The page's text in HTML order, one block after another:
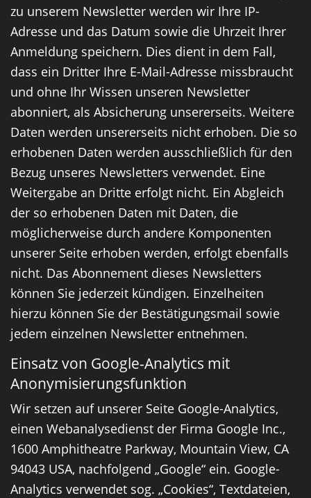
zu unserem Newsletter werden wir Ihre IP-
Adresse und das Datum sowie die Uhrzeit Ihrer
Anmeldung speichern. Dies dient in dem Fall,
dass ein Dritter Ihre E-Mail-Adresse missbraucht
und ohne Ihr Wissen unseren Newsletter
abonniert, als Absicherung unsererseits. Weitere
Daten werden unsererseits nicht erhoben. Die so
erhobenen Daten werden ausschließlich für den
Bezug unseres Newsletters verwendet. Eine
Weitergabe an Dritte erfolgt nicht. Ein Abgleich
der so erhobenen Daten mit Daten, die
möglicherweise durch andere Komponenten
unserer Seite erhoben werden, erfolgt ebenfalls
nicht. Das Abonnement dieses Newsletters
können Sie jederzeit kündigen. Einzelheiten
hierzu können Sie der Bestätigungsmail sowie
jedem einzelnen Newsletter entnehmen.
Einsatz von Google-Analytics mit
Anonymisierungsfunktion
Wir setzen auf unserer Seite Google-Analytics,
einen Webanalysedienst der Firma Google Inc.,
1600 Amphitheatre Parkway, Mountain View, CA
94043 USA, nachfolgend „Google“ ein. Google-
Analytics verwendet sog. „Cookies“, Textdateien,